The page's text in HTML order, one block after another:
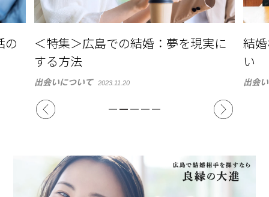
に
結婚相談所とマッチングアプリの違
い
出会いについて 2023.11.20
広
与
婚活